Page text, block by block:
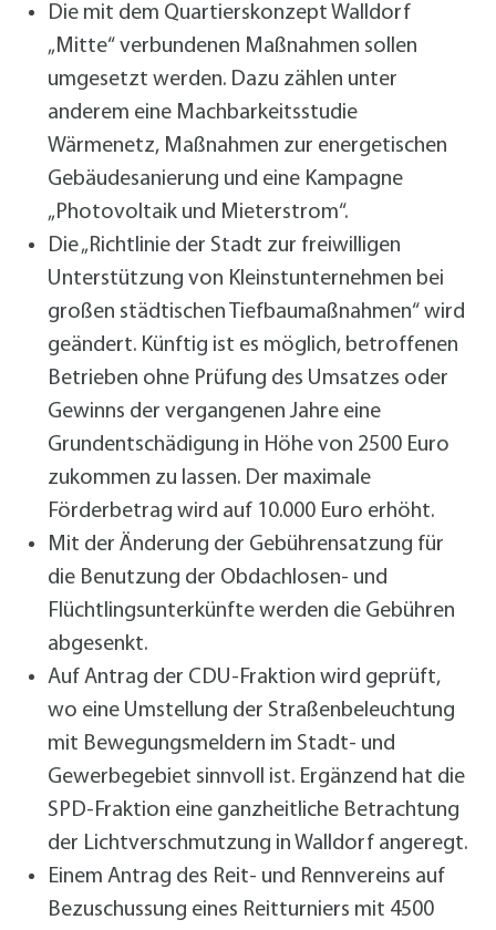
Die mit dem Quartierskonzept Walldorf
„Mitte“ verbundenen Maßnahmen sollen
umgesetzt werden. Dazu zählen unter
anderem eine Machbarkeitsstudie
Wärmenetz, Maßnahmen zur energetischen
Gebäudesanierung und eine Kampagne
„Photovoltaik und Mieterstrom“.
Die „Richtlinie der Stadt zur freiwilligen
Unterstützung von Kleinstunternehmen bei
großen städtischen Tiefbaumaßnahmen“ wird
geändert. Künftig ist es möglich, betroffenen
Betrieben ohne Prüfung des Umsatzes oder
Gewinns der vergangenen Jahre eine
Grundentschädigung in Höhe von 2500 Euro
zukommen zu lassen. Der maximale
Förderbetrag wird auf 10.000 Euro erhöht.
Mit der Änderung der Gebührensatzung für
die Benutzung der Obdachlosen- und
Flüchtlingsunterkünfte werden die Gebühren
abgesenkt.
Auf Antrag der CDU-Fraktion wird geprüft,
wo eine Umstellung der Straßenbeleuchtung
mit Bewegungsmeldern im Stadt- und
Gewerbegebiet sinnvoll ist. Ergänzend hat die
SPD-Fraktion eine ganzheitliche Betrachtung
der Lichtverschmutzung in Walldorf angeregt.
Einem Antrag des Reit- und Rennvereins auf
Bezuschussung eines Reitturniers mit 4500